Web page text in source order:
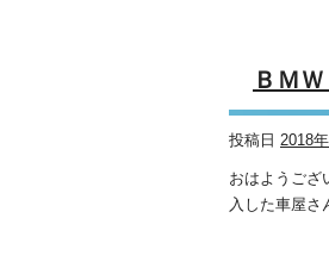
ＢＭ
投稿日 2018
おはようご
入した車屋さ